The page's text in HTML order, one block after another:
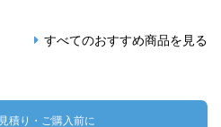
すべてのおすすめ商品を見る
積り・ご購入前に